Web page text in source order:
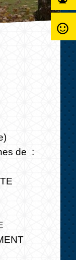
de :
sentiment_satisfied_alt